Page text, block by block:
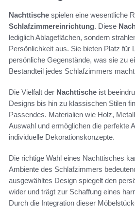
Nachttische spielen eine wesentliche
Schlafzimmereinrichtung. Diese
lediglich Ablageflächen, sondern
Persönlichkeit aus. Sie bieten Platz für
persönliche Gegenstände, was sie zu
Bestandteil jedes Schlafzimmers
Die Vielfalt der Nachttische ist
Designs bis hin zu klassischen Stilen
Passendes. Materialien wie Holz,
Auswahl und ermöglichen die perfekte
individuelle Dekorationskonzepte.
Die richtige Wahl eines Nachttisches
Ambiente des Schlafzimmers
ausgewähltes Design spiegelt den
wider und trägt zur Schaffung eines
Durch die Integration dieser